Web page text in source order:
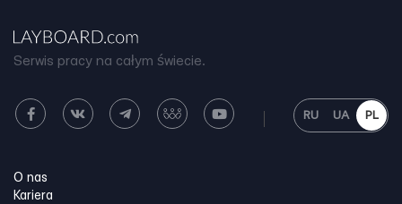
Serwis pracy na całym świecie.
RU UA PL
O nas
Kariera